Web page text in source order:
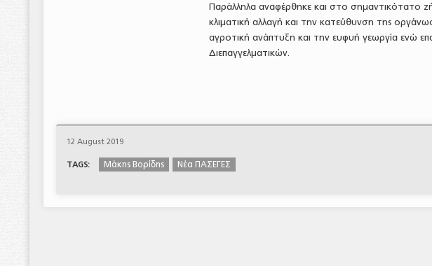
Παράλληλα αναφέρθηκε και στο σημαντικότατο
κλιματική αλλαγή και την κατεύθυνση της
αγροτική ανάπτυξη και την ευφυή γεωργία ενώ
Διεπαγγελματικών.
12 August 2019
TAGS: Μάκης Βορίδης Νέα ΠΑΣΕΓΕΣ